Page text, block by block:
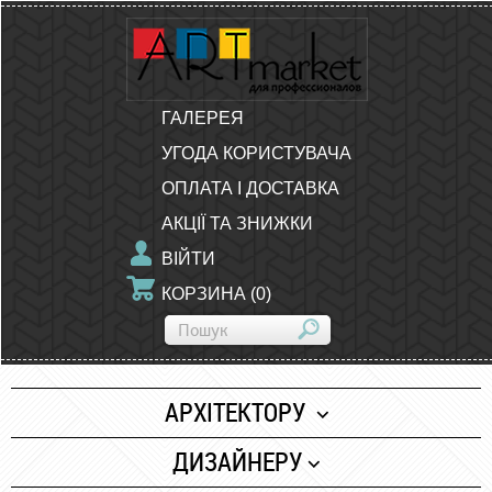
ГАЛЕРЕЯ
УГОДА КОРИСТУВАЧА
ОПЛАТА І ДОСТАВКА
АКЦІЇ ТА ЗНИЖКИ
ВІЙТИ
КОРЗИНА (0)
АРХІТЕКТОРУ
Папір
ДИЗАЙНЕРУ